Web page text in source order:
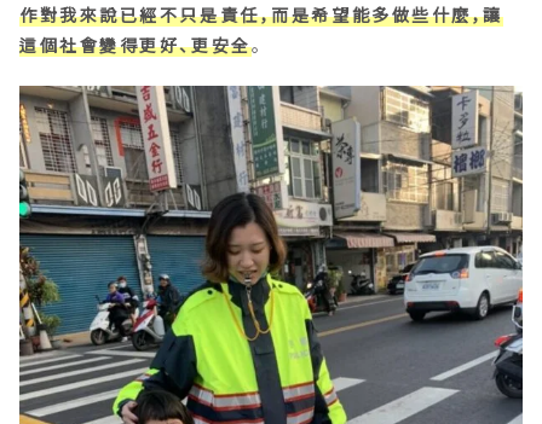
作對我來說已經不只是責任，而是希望能多做些什麼，讓
這個社會變得更好、更安全。